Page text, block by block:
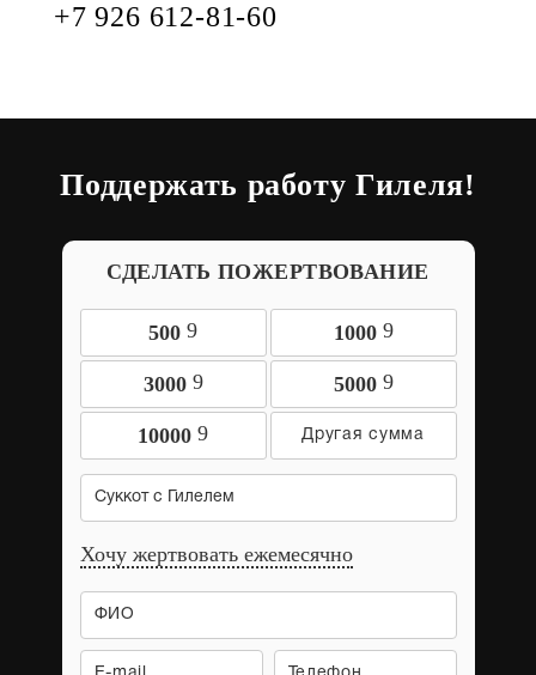
‪+7 926 612‑81‑60‬
Поддержать работу Гилеля!
СДЕЛАТЬ ПОЖЕРТВОВАНИЕ
500 9 1000 9
3000 9 5000 9
10000 9
Суккот с Гилелем
Хочу жертвовать ежемесячно